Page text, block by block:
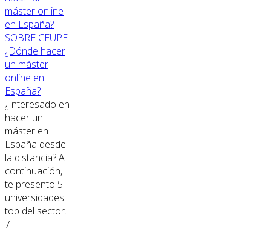
SOBRE CEUPE
¿Dónde hacer
un máster
online en
España?
¿Interesado en
hacer un
máster en
España desde
la distancia? A
continuación,
te presento 5
universidades
top del sector.
7